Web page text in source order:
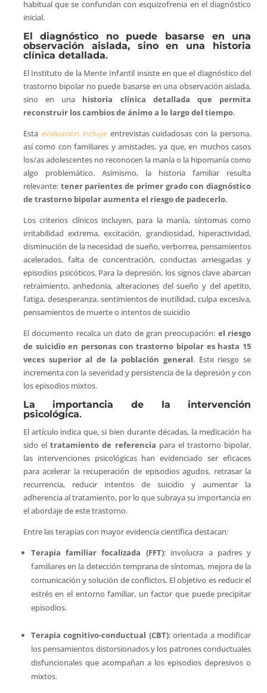
habitual que se confundan con esquizofrenia en el diagnóstico
inicial.
El diagnóstico no puede basarse en una
observación aislada, sino en una historia
clínica detallada.
El Instituto de la Mente Infantil insiste en que el diagnóstico del
trastorno bipolar no puede basarse en una observación aislada,
sino en una historia clínica detallada que permita
reconstruir los cambios de ánimo a lo largo del tiempo.
Esta evaluación incluyeentrevistas cuidadosas con la persona,
así como con familiares y amistades, ya que, en muchos casos
los/as adolescentes no reconocen la manía o la hipomanía como
algo problemático. Asimismo, la historia familiar resulta
relevante: tener parientes de primer grado con diagnóstico
de trastorno bipolar aumenta el riesgo de padecerlo.
Los criterios clínicos incluyen, para la manía, síntomas como
irritabilidad extrema, excitación, grandiosidad, hiperactividad,
disminución de la necesidad de sueño, verborrea, pensamientos
acelerados, falta de concentración, conductas arriesgadas y
episodios psicóticos. Para la depresión, los signos clave abarcan
retraimiento, anhedonia, alteraciones del sueño y del apetito,
fatiga, desesperanza, sentimientos de inutilidad, culpa excesiva,
pensamientos de muerte o intentos de suicidio
El documento recalca un dato de gran preocupación: el riesgo
de suicidio en personas con trastorno bipolar es hasta 15
veces superior al de la población general. Este riesgo se
incrementa con la severidad y persistencia de la depresión y con
los episodios mixtos.
La importancia de la intervención
psicológica.
El artículo indica que, si bien durante décadas, la medicación ha
sido eltratamiento de referencia para el trastorno bipolar,
las intervenciones psicológicas han evidenciado ser eficaces
para acelerar la recuperación de episodios agudos, retrasar la
recurrencia, reducir intentos de suicidio y aumentar la
adherencia al tratamiento, por lo que subraya su importancia en
el abordaje de este trastorno.
Entre las terapias con mayor evidencia científica destacan:
Terapia familiar focalizada (FFT): involucra a padres y
familiares en la detección temprana de síntomas, mejora de la
comunicación y solución de conflictos. El objetivo es reducir el
estrés en el entorno familiar, un factor que puede precipitar
episodios.
Terapia cognitivo-conductual (CBT): orientada a modificar
los pensamientos distorsionados y los patrones conductuales
disfuncionales que acompañan a los episodios depresivos o
mixtos.